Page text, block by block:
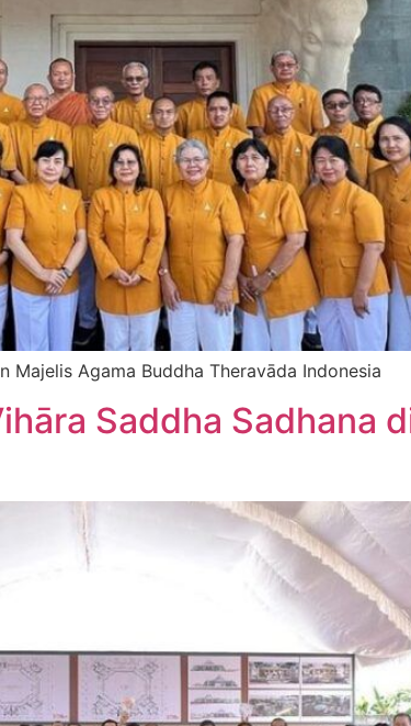
Majelis Agama Buddha Theravāda Indonesia
Saddha Sadhana